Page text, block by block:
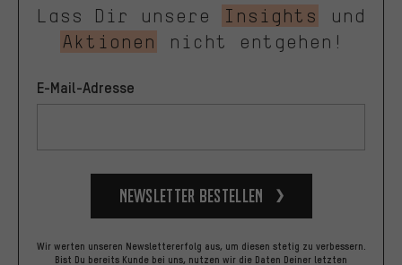
Lass Dir unsere
Insights
und
Aktionen
nicht entgehen!
E-Mail-Adresse
Newsletter bestellen
Wir werten unseren Newslettererfolg aus, um diesen stetig zu verbessern.
Bist Du bereits Kunde bei uns, nutzen wir die Daten Deiner letzten